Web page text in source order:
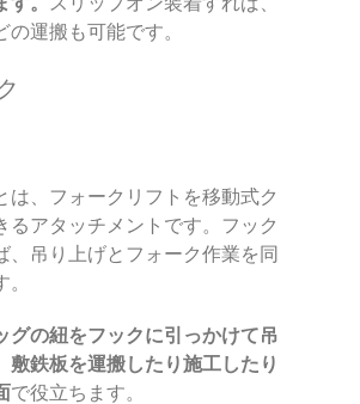
の運搬も可能です。
は、フォークリフトを移動式ク
るアタッチメントです。フック
、吊り上げとフォーク作業を同
グの紐をフックに引っかけて吊
敷鉄板を運搬したり施工したり
で役立ちます。